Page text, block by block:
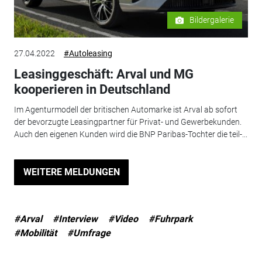
Bildergalerie
27.04.2022 #Autoleasing
Leasinggeschäft: Arval und MG
kooperieren in Deutschland
Im Agenturmodell der britischen Automarke ist Arval ab sofort
der bevorzugte Leasingpartner für Privat- und Gewerbekunden.
Auch den eigenen Kunden wird die BNP Paribas-Tochter die teil-...
WEITERE MELDUNGEN
#Arval #Interview #Video
#Fuhrpark
#Mobilität
#Umfrage